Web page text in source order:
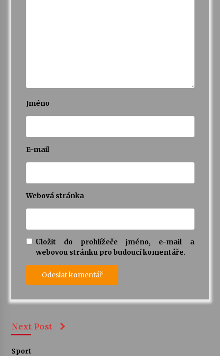
Jméno
E-mail
Webová stránka
Uložit do prohlížeče jméno, e-mail a
webovou stránku pro budoucí komentáře.
Next Post
Sport